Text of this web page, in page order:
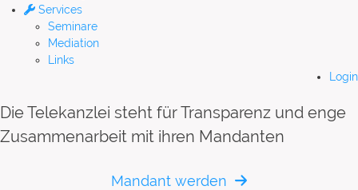
Services
Seminare
Mediation
Links
Login
Die Telekanzlei steht für Transparenz und enge
Zusammenarbeit mit ihren Mandanten
Mandant werden